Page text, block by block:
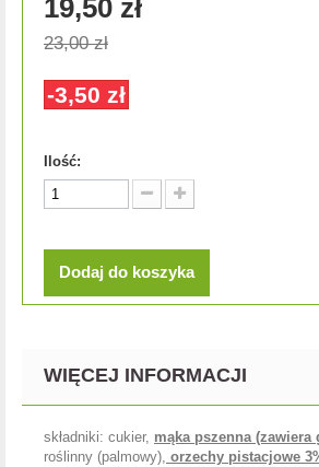
19,50 zł
23,00 zł
-3,50 zł
Ilość:
Dodaj do koszyka
WIĘCEJ INFORMACJI
składniki: cukier, mąka pszenna (zawiera
roślinny (palmowy), orzechy pistacjowe